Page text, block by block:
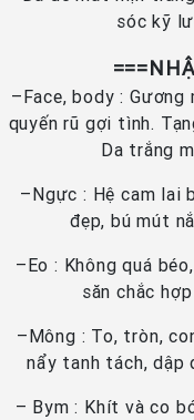
sóc kỹ
–Face, body : Gương
quyến rũ gợi tình.
Da trắng
–Ngực : Hệ cam lai
đẹp, bú mút
–Eo : Không quá
săn chắc
–Mông : To, tròn,
nẩy tanh tách, dập
– Bym : Khít và co